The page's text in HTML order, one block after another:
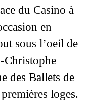
du Casino à
en
sous l’oeil de
Christophe
des Ballets de
loges.